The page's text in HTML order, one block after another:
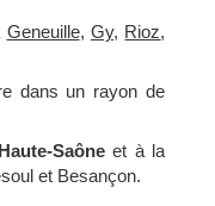
Geneuille, Gy, Rioz,
dans un rayon de
Haute-Saône et à la
et Besançon.